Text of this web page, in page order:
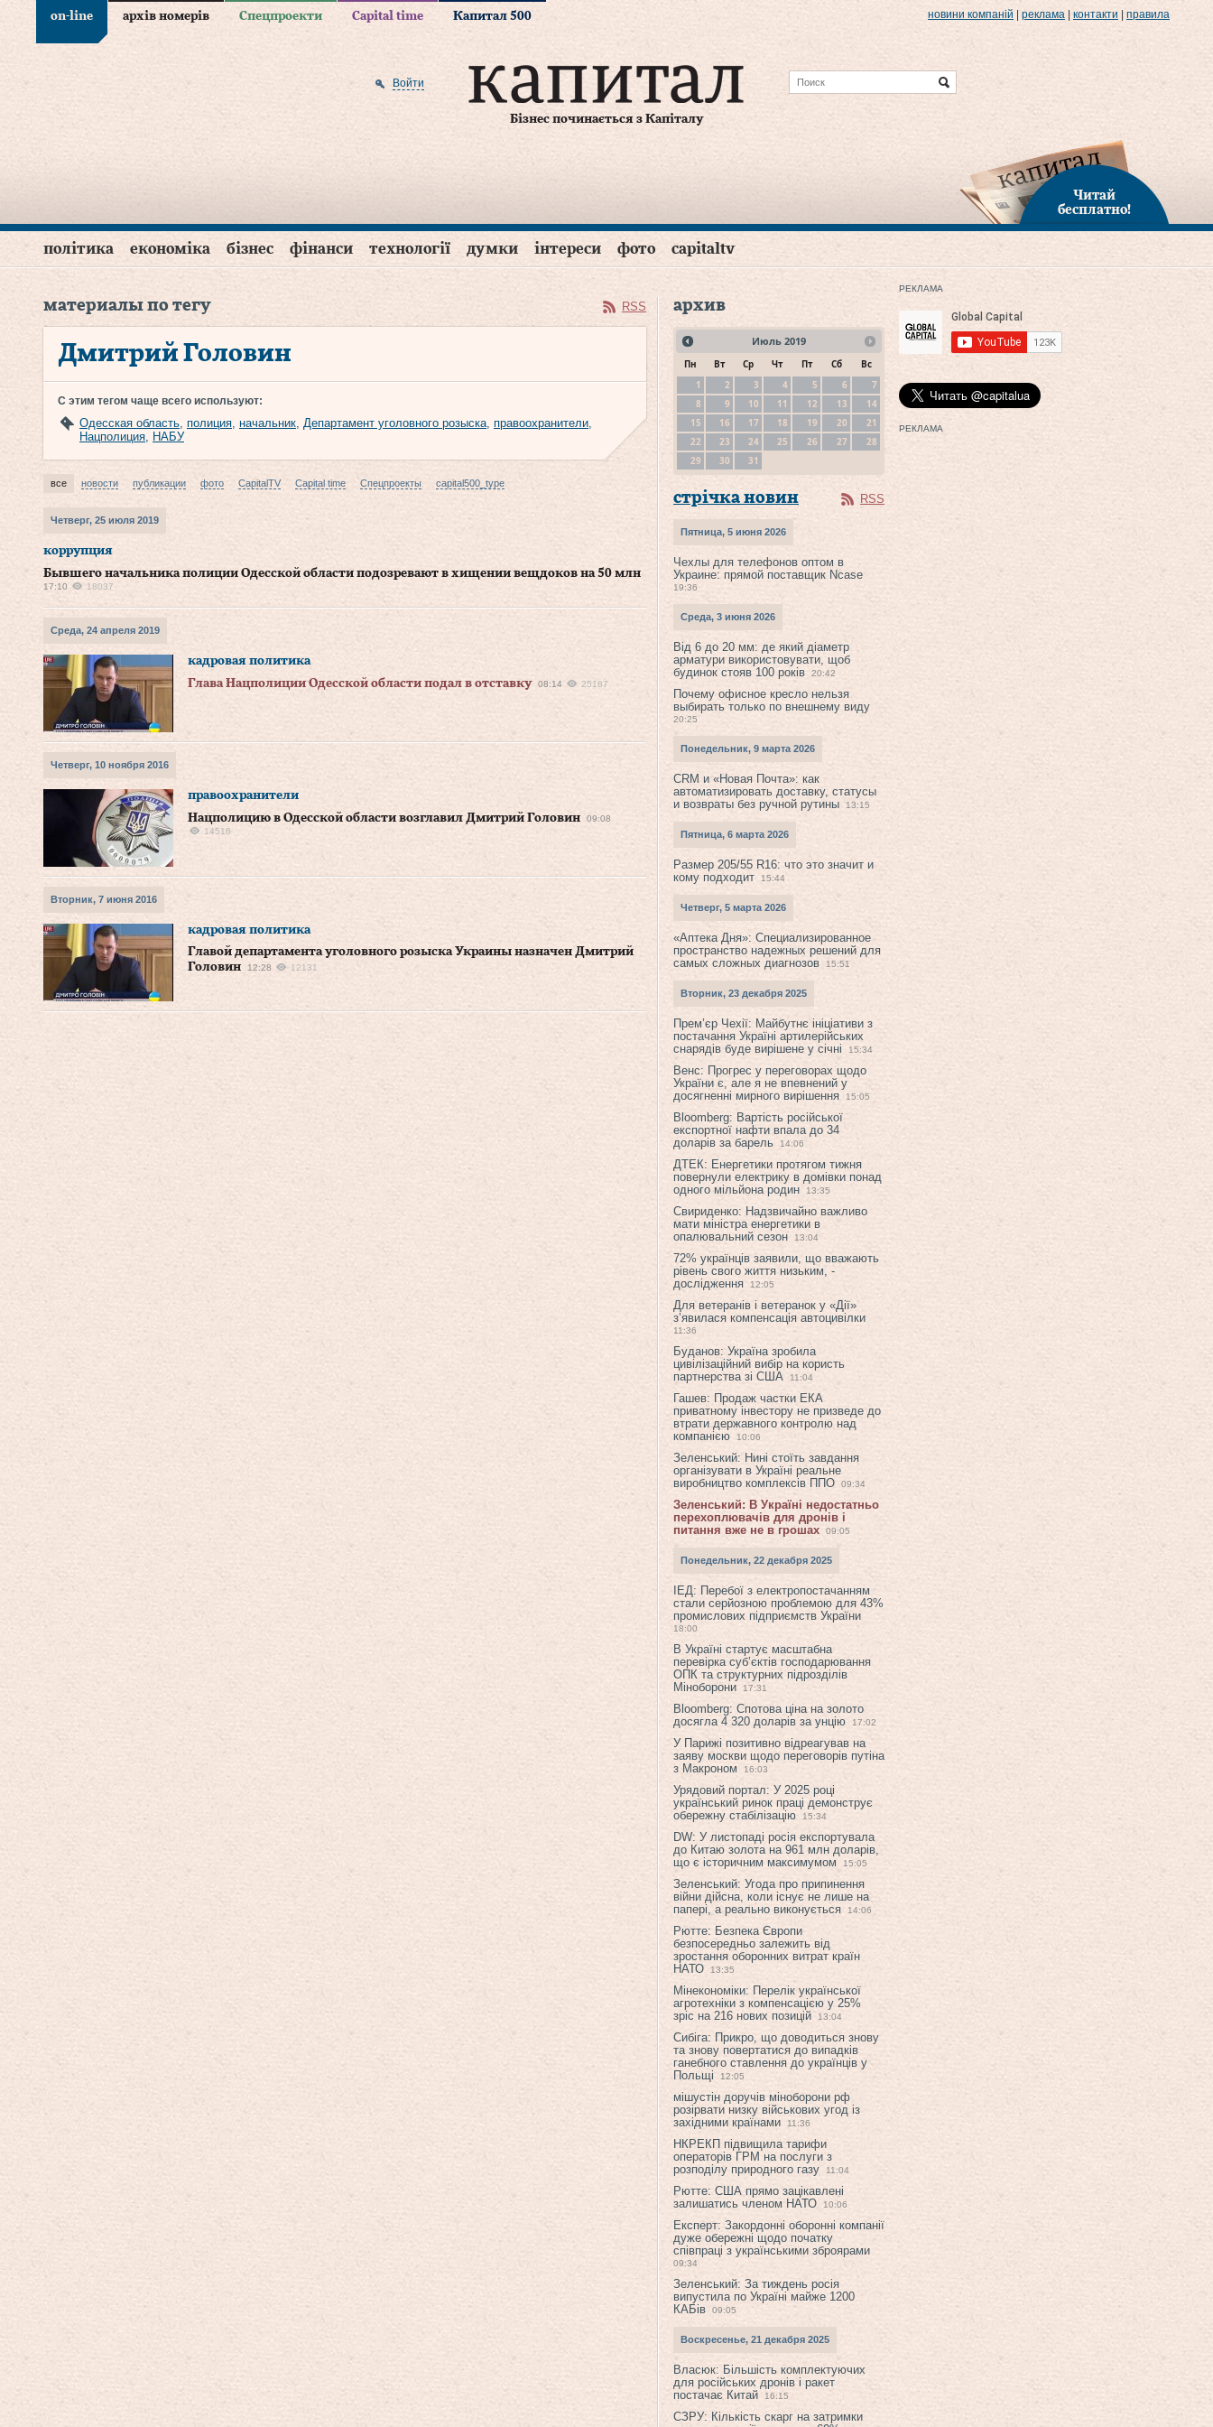
on-line архів номерів Спецпроекти Capital time Капитал 500 новини компаній реклама контакти правила
Бізнес починається з Капіталу
Войти
Читай
бесплатно!
політика економіка бізнес фінанси технології думки інтереси фото capitaltv
материалы по тегу RSS
Дмитрий Головин
С этим тегом чаще всего используют:
Одесская область, полиция, начальник, Департамент уголовного розыска, правоохранители,
Нацполиция, НАБУ
все новости публикации фото CapitalTV Capital time Спецпроекты capital500_type
Четверг, 25 июля 2019
коррупция
Бывшего начальника полиции Одесской области подозревают в хищении вещдоков на 50 млн
17:10 18037
Среда, 24 апреля 2019
кадровая политика
Глава Нацполиции Одесской области подал в отставку
08:14 25187
Четверг, 10 ноября 2016
правоохранители
Нацполицию в Одесской области возглавил Дмитрий Головин
09:08
14516
Вторник, 7 июня 2016
кадровая политика
Главой департамента уголовного розыска Украины назначен Дмитрий
Головин
12:28 12131
архив
Июль 2019
Пн Вт Ср Чт Пт Сб
Вс
1
2 3 4 5 6
7
8
9 10 11 12 13
14
15
16 17 18 19 20
21
22
23 24 25 26 27
28
29
30 31
стрічка новин RSS
Пятница, 5 июня 2026
Чехлы для телефонов оптом в
Украине: прямой поставщик Ncase
19:36
Среда, 3 июня 2026
Від 6 до 20 мм: де який діаметр
арматури використовувати, щоб
будинок стояв 100 років
20:42
Почему офисное кресло нельзя
выбирать только по внешнему виду
20:25
Понедельник, 9 марта 2026
CRM и «Новая Почта»: как
автоматизировать доставку, статусы
и возвраты без ручной рутины
13:15
Пятница, 6 марта 2026
Размер 205/55 R16: что это значит и
кому подходит
15:44
Четверг, 5 марта 2026
«Аптека Дня»: Специализированное
пространство надежных решений для
самых сложных диагнозов
15:51
Вторник, 23 декабря 2025
Прем’єр Чехії: Майбутнє ініціативи з
постачання Україні артилерійських
снарядів буде вирішене у січні
15:34
Венс: Прогрес у переговорах щодо
України є, але я не впевнений у
досягненні мирного вирішення
15:05
Bloomberg: Вартість російської
експортної нафти впала до 34
доларів за барель
14:06
ДТЕК: Енергетики протягом тижня
повернули електрику в домівки понад
одного мільйона родин
13:35
Свириденко: Надзвичайно важливо
мати міністра енергетики в
опалювальний сезон
13:04
72% українців заявили, що вважають
рівень свого життя низьким, -
дослідження
12:05
Для ветеранів і ветеранок у «Дії»
з’явилася компенсація автоцивілки
11:36
Буданов: Україна зробила
цивілізаційний вибір на користь
партнерства зі США
11:04
Гашев: Продаж частки ЕКА
приватному інвестору не призведе до
втрати державного контролю над
компанією
10:06
Зеленський: Нині стоїть завдання
організувати в Україні реальне
виробництво комплексів ППО
09:34
Зеленський: В Україні недостатньо
перехоплювачів для дронів і
питання вже не в грошах
09:05
Понедельник, 22 декабря 2025
ІЕД: Перебої з електропостачанням
стали серйозною проблемою для 43%
промислових підприємств України
18:00
В Україні стартує масштабна
перевірка суб’єктів господарювання
ОПК та структурних підрозділів
Міноборони
17:31
Bloomberg: Спотова ціна на золото
досягла 4 320 доларів за унцію
17:02
У Парижі позитивно відреагував на
заяву москви щодо переговорів путіна
з Макроном
16:03
Урядовий портал: У 2025 році
український ринок праці демонструє
обережну стабілізацію
15:34
DW: У листопаді росія експортувала
до Китаю золота на 961 млн доларів,
що є історичним максимумом
15:05
Зеленський: Угода про припинення
війни дійсна, коли існує не лише на
папері, а реально виконується
14:06
Рютте: Безпека Європи
безпосередньо залежить від
зростання оборонних витрат країн
НАТО
13:35
Мінекономіки: Перелік української
агротехніки з компенсацією у 25%
зріс на 216 нових позицій
13:04
Сибіга: Прикро, що доводиться знову
та знову повертатися до випадків
ганебного ставлення до українців у
Польщі
12:05
мішустін доручів міноборони рф
розірвати низку військових угод із
західними країнами
11:36
НКРЕКП підвищила тарифи
операторів ГРМ на послуги з
розподілу природного газу
11:04
Рютте: США прямо зацікавлені
залишатись членом НАТО
10:06
Експерт: Закордонні оборонні компанії
дуже обережні щодо початку
співпраці з українськими зброярами
09:34
Зеленський: За тиждень росія
випустила по Україні майже 1200
КАБів
09:05
Воскресенье, 21 декабря 2025
Власюк: Більшість комплектуючих
для російських дронів і ракет
постачає Китай
16:15
СЗРУ: Кількість скарг на затримки
РЕКЛАМА
РЕКЛАМА